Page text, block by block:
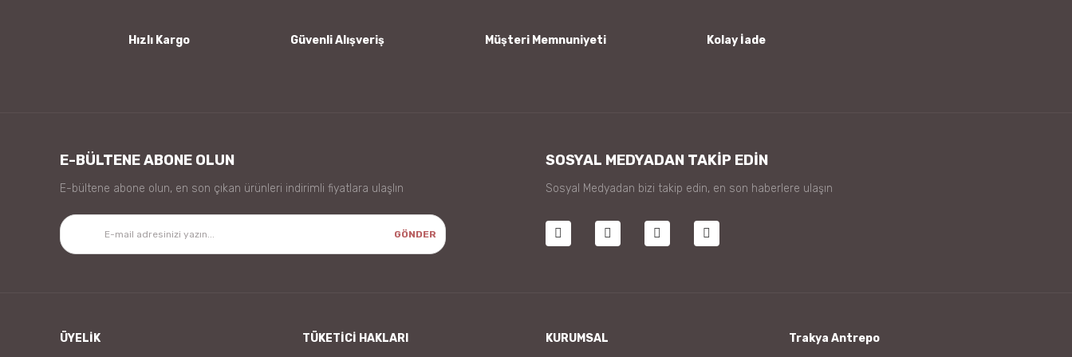
Hızlı Kargo Güvenli Alışveriş Müşteri Memnuniyeti Kolay İade
E-BÜLTENE ABONE OLUN
E-bültene abone olun, en son çıkan ürünleri indirimli fiyatlara ulaşlın
GÖNDER
SOSYAL MEDYADAN TAKİP EDİN
Sosyal Medyadan bizi takip edin, en son haberlere ulaşın
ÜYELİK TÜKETİCİ HAKLARI KURUMSAL Trakya Antrepo